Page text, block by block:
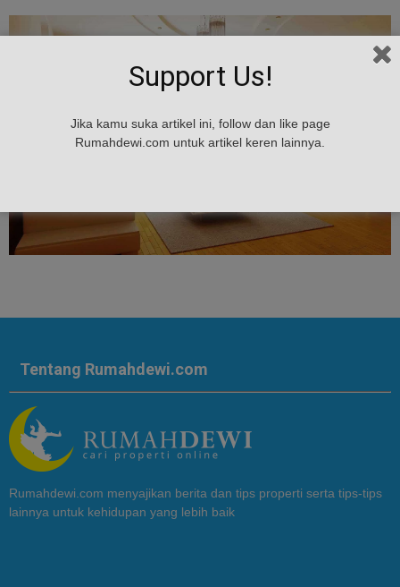
Tentang Rumahdewi.com
Rumahdewi.com menyajikan berita dan tips properti serta tips-tips
lainnya untuk kehidupan yang lebih baik
Support Us!
Jika kamu suka artikel ini, follow dan like page
Rumahdewi.com untuk artikel keren lainnya.